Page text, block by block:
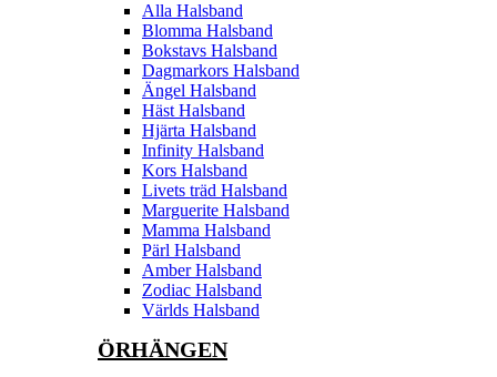
Alla Halsband
Blomma Halsband
Bokstavs Halsband
Dagmarkors Halsband
Ängel Halsband
Häst Halsband
Hjärta Halsband
Infinity Halsband
Kors Halsband
Livets träd Halsband
Marguerite Halsband
Mamma Halsband
Pärl Halsband
Amber Halsband
Zodiac Halsband
Världs Halsband
ÖRHÄNGEN